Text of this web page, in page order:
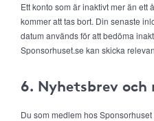
Ett konto som är inaktivt mer än ett
kommer att tas bort. Din senaste
datum används för att bedöma
Sponsorhuset.se kan skicka
6. Nyhetsbrev
Du som medlem hos